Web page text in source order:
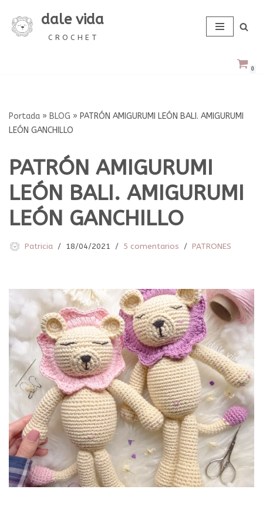
Saltar
dale vida
C R O C H E T
0
Portada » BLOG » PATRÓN AMIGURUMI LEÓN BALI. AMIGURUMI
LEÓN GANCHILLO
PATRÓN AMIGURUMI
LEÓN BALI. AMIGURUMI
LEÓN GANCHILLO
Patricia 18/04/2021 5 comentarios PATRONES